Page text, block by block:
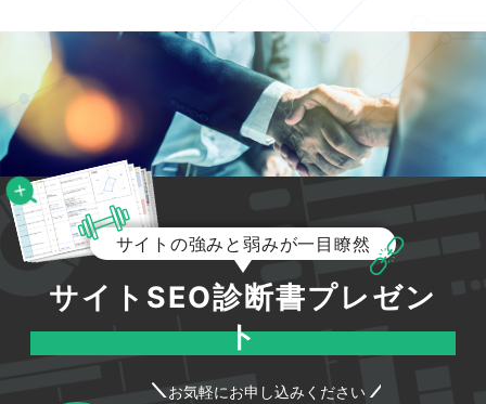
サイトの強みと弱みが一目瞭然
サイトSEO診断書プレゼン
ト
お気軽にお申し込みください